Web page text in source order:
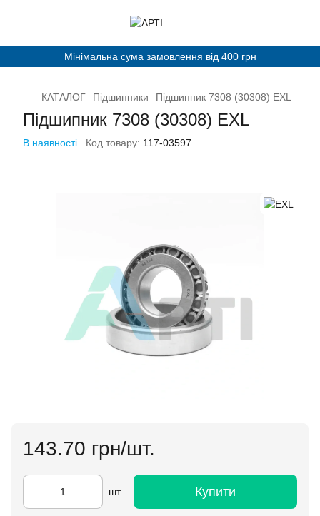
Мінімальна сума замовлення від 400 грн
КАТАЛОГ Підшипники Підшипник 7308 (30308) EXL
Підшипник 7308 (30308) EXL
В наявності Код товару: 117-03597
143.70 грн/шт.
шт. Купити